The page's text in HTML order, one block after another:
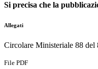
Si precisa che la
Allegati
Circolare Ministeriale 88 del
File PDF